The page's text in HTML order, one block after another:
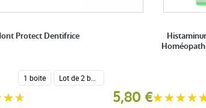
Protect Dentifrice
1 boite
5,80 €